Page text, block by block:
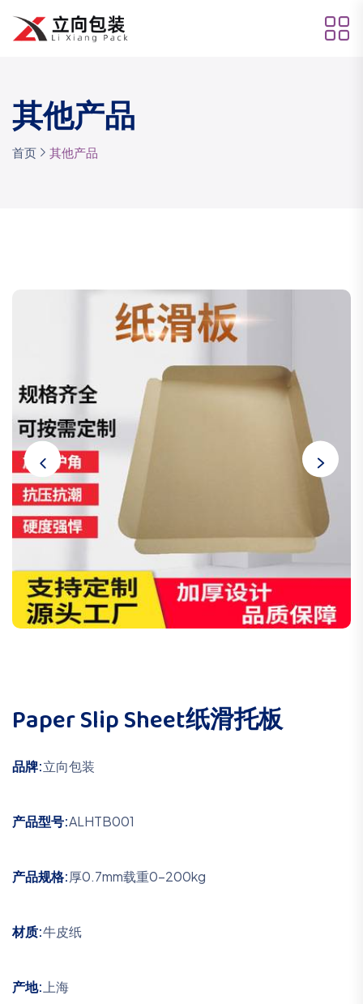
其他产品
首页 其他产品
Paper Slip Sheet纸滑托板
品牌:立向包装
产品型号:ALHTB001
产品规格:厚0.7mm载重0-200kg
材质:牛皮纸
产地: 上海